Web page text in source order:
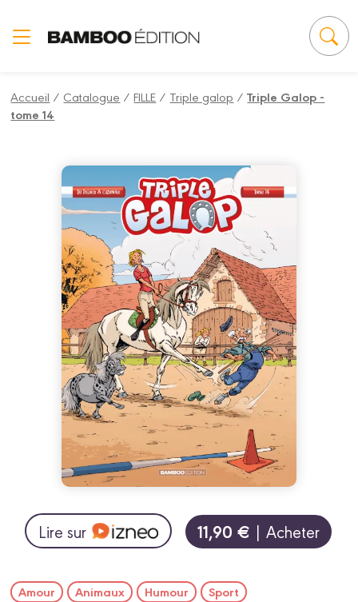
Accueil / Catalogue /FILLE / Triple galop /Triple Galop -
tome 14
Lire sur 11,90 € | Acheter
Amour Animaux Humour Sport